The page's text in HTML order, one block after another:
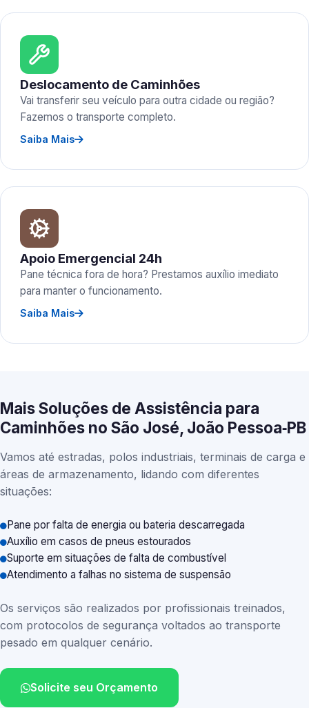
Deslocamento de Caminhões
Vai transferir seu veículo para outra cidade ou região?
Fazemos o transporte completo.
Saiba Mais
Apoio Emergencial 24h
Pane técnica fora de hora? Prestamos auxílio imediato
para manter o funcionamento.
Saiba Mais
Mais Soluções de Assistência para
Caminhões no São José, João Pessoa‑PB
Vamos até estradas, polos industriais, terminais de carga e
áreas de armazenamento, lidando com diferentes
situações:
Pane por falta de energia ou bateria descarregada
Auxílio em casos de pneus estourados
Suporte em situações de falta de combustível
Atendimento a falhas no sistema de suspensão
Os serviços são realizados por profissionais treinados,
com protocolos de segurança voltados ao transporte
pesado em qualquer cenário.
Solicite seu Orçamento